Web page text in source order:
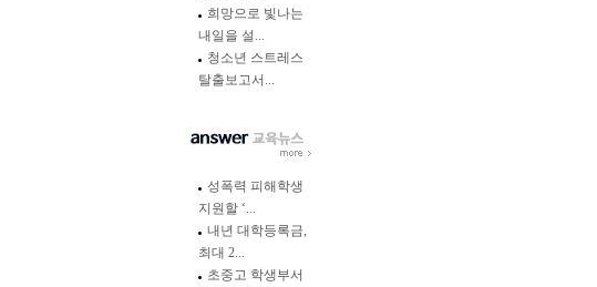
희망으로 빛나는
내일을 설...
청소년 스트레스
탈출보고서...
성폭력 피해학생
지원할 ‘...
내년 대학등록금,
최대 2...
초중고 학생부서